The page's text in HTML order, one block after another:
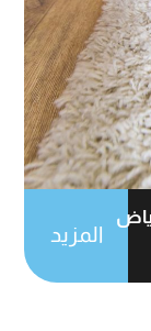
المزيد